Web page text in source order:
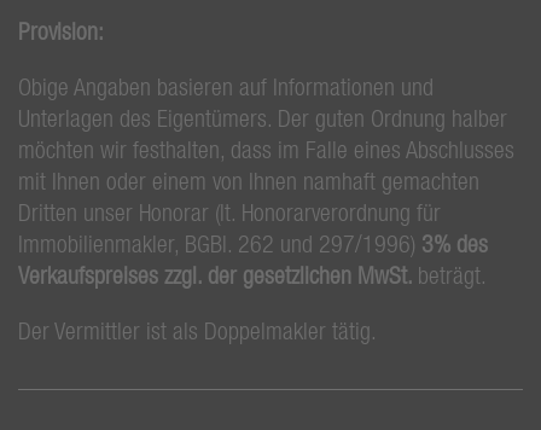
Provision:
Obige Angaben basieren auf Informationen und
Unterlagen des Eigentümers. Der guten Ordnung halber
möchten wir festhalten, dass im Falle eines Abschlusses
mit Ihnen oder einem von Ihnen namhaft gemachten
Dritten unser Honorar (lt. Honorarverordnung für
Immobilienmakler, BGBl. 262 und 297/1996) 3% des
Verkaufspreises zzgl. der gesetzlichen MwSt. beträgt.
Der Vermittler ist als Doppelmakler tätig.